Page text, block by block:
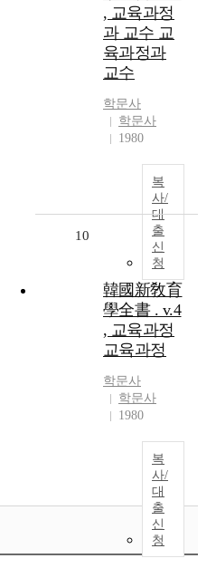
, 교육과정
과 교수 교
육과정과
교수
학문사
학문사
1980
복
사/
대
출
신
청
10
韓國新敎育
學全書 . v.4
, 교육과정
교육과정
학문사
학문사
1980
복
사/
대
출
신
청